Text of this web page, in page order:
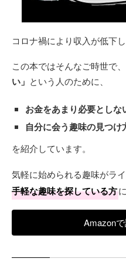
コロナ禍により収入が低下
この本ではそんなご時世で、
い」 という人のために、
お金をあまり必要としな
自分に会う趣味の見つけ
を紹介しています。
気軽に始められる趣味がラ
手軽な趣味を探している方
Amazon